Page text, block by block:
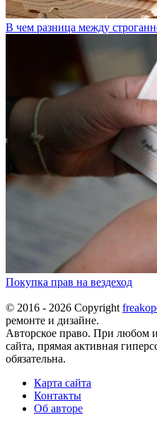
В чем разница между
Покупка прав на вездеход
© 2016 - 2026 Copyright
ремонте и дизайне.
Авторское право. При любом
сайта, прямая активная
обязательна.
Карта сайта
Контакты
Об авторе